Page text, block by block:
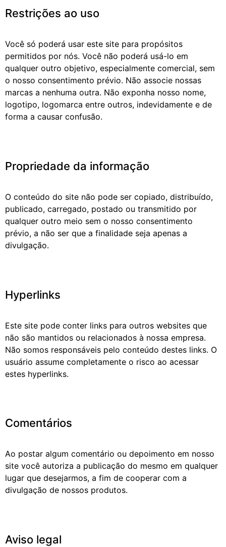
Restrições ao uso
Você só poderá usar este site para propósitos
permitidos por nós. Você não poderá usá-lo em
qualquer outro objetivo, especialmente comercial, sem
o nosso consentimento prévio. Não associe nossas
marcas a nenhuma outra. Não exponha nosso nome,
logotipo, logomarca entre outros, indevidamente e de
forma a causar confusão.
Propriedade da informação
O conteúdo do site não pode ser copiado, distribuído,
publicado, carregado, postado ou transmitido por
qualquer outro meio sem o nosso consentimento
prévio, a não ser que a finalidade seja apenas a
divulgação.
Hyperlinks
Este site pode conter links para outros websites que
não são mantidos ou relacionados à nossa empresa.
Não somos responsáveis pelo conteúdo destes links. O
usuário assume completamente o risco ao acessar
estes hyperlinks.
Comentários
Ao postar algum comentário ou depoimento em nosso
site você autoriza a publicação do mesmo em qualquer
lugar que desejarmos, a fim de cooperar com a
divulgação de nossos produtos.
Aviso legal